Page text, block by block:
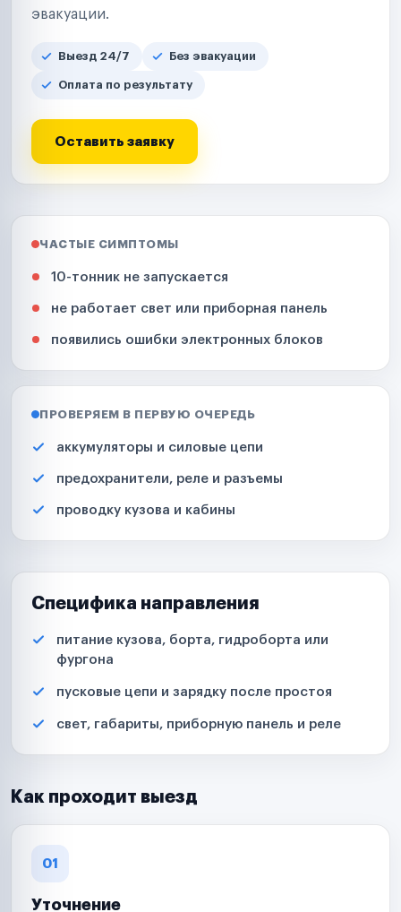
эвакуации.
Выезд 24/7 Без эвакуации
Оплата по результату
Оставить заявку
ЧАСТЫЕ СИМПТОМЫ
10-тонник не запускается
не работает свет или приборная панель
появились ошибки электронных блоков
ПРОВЕРЯЕМ В ПЕРВУЮ ОЧЕРЕДЬ
аккумуляторы и силовые цепи
предохранители, реле и разъемы
проводку кузова и кабины
Специфика направления
питание кузова, борта, гидроборта или
фургона
пусковые цепи и зарядку после простоя
свет, габариты, приборную панель и реле
Как проходит выезд
01
Уточнение